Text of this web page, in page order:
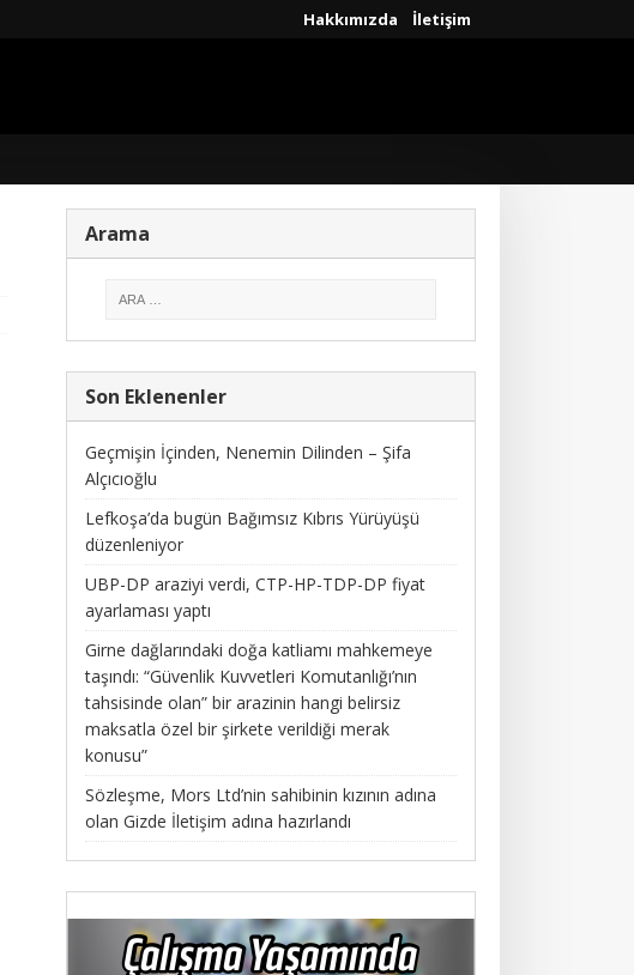
Hakkımızda İletişim
Arama
Son Eklenenler
Geçmişin İçinden, Nenemin Dilinden – Şifa
Alçıcıoğlu
Lefkoşa’da bugün Bağımsız Kıbrıs Yürüyüşü
düzenleniyor
UBP-DP araziyi verdi, CTP-HP-TDP-DP fiyat
ayarlaması yaptı
Girne dağlarındaki doğa katliamı mahkemeye
taşındı: “Güvenlik Kuvvetleri Komutanlığı’nın
tahsisinde olan” bir arazinin hangi belirsiz
maksatla özel bir şirkete verildiği merak
konusu”
Sözleşme, Mors Ltd’nin sahibinin kızının adına
olan Gizde İletişim adına hazırlandı